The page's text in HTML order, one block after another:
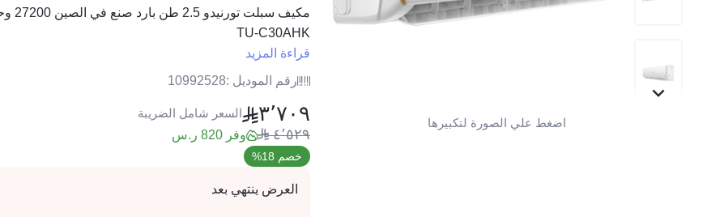
اضغط علي الصورة لتكبيرها
مكيف
TU-C30AHK
قراءة المزيد
رقم الموديل :10992528
٣٬٧٠٩ السعر شامل الضريبة
٤٬٥٢٩ وفر 820 ر.س
خصم 18%
العرض ينتهي بعد